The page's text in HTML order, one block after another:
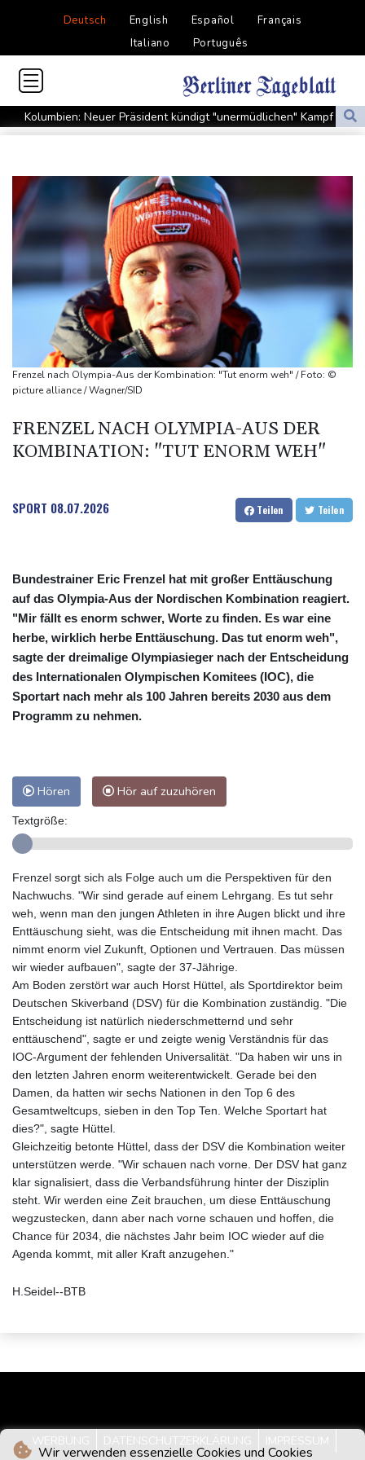
Wir verwenden essenzielle Cookies und Cookies
Deutsch English Español
Français
Italiano
Português
Kolumbien: Neuer Präsident kündigt "unermüdlichen" Kampf
gegen Drogengewalt an
Lastwagen
Trump spricht nach Ballsaal-Urteil von "nationaler Schande"
Abholzung im Amazonas auf niedrigstem Stand seit einem
Jahrzehnt
Frei: Über Beteiligung an AfD-Regierung entscheidet nicht CDU
in Sachsen-Anhalt
US-Senat stimmt für umfassendes Sanktionspaket gegen
Russland
"Rente mit 63": Unionsfraktionschef Frei offen für Härtefall- und
Übergangslösungen
Falschinformationen
Rechter Hardliner De la Espriella als Kolumbiens Präsident
Infantino erhält Unterstützung aus Südamerika
Frenzel nach Olympia-Aus der Kombination: "Tut enorm weh" / Foto: ©
picture alliance / Wagner/SID
FRENZEL NACH OLYMPIA-AUS DER
KOMBINATION: "TUT ENORM WEH"
SPORT 08.07.2026 Teilen Teilen
Bundestrainer Eric Frenzel hat mit großer Enttäuschung
auf das Olympia-Aus der Nordischen Kombination reagiert.
"Mir fällt es enorm schwer, Worte zu finden. Es war eine
herbe, wirklich herbe Enttäuschung. Das tut enorm weh",
sagte der dreimalige Olympiasieger nach der Entscheidung
des Internationalen Olympischen Komitees (IOC), die
Sportart nach mehr als 100 Jahren bereits 2030 aus dem
Programm zu nehmen.
Hören Hör auf zuzuhören
Textgröße:
Frenzel sorgt sich als Folge auch um die Perspektiven für den
Nachwuchs. "Wir sind gerade auf einem Lehrgang. Es tut sehr
weh, wenn man den jungen Athleten in ihre Augen blickt und ihre
Enttäuschung sieht, was die Entscheidung mit ihnen macht. Das
nimmt enorm viel Zukunft, Optionen und Vertrauen. Das müssen
wir wieder aufbauen", sagte der 37-Jährige.
Am Boden zerstört war auch Horst Hüttel, als Sportdirektor beim
Deutschen Skiverband (DSV) für die Kombination zuständig. "Die
Entscheidung ist natürlich niederschmetternd und sehr
enttäuschend", sagte er und zeigte wenig Verständnis für das
IOC-Argument der fehlenden Universalität. "Da haben wir uns in
den letzten Jahren enorm weiterentwickelt. Gerade bei den
Damen, da hatten wir sechs Nationen in den Top 6 des
Gesamtweltcups, sieben in den Top Ten. Welche Sportart hat
dies?", sagte Hüttel.
Gleichzeitig betonte Hüttel, dass der DSV die Kombination weiter
unterstützen werde. "Wir schauen nach vorne. Der DSV hat ganz
klar signalisiert, dass die Verbandsführung hinter der Disziplin
steht. Wir werden eine Zeit brauchen, um diese Enttäuschung
wegzustecken, dann aber nach vorne schauen und hoffen, die
Chance für 2034, die nächstes Jahr beim IOC wieder auf die
Agenda kommt, mit aller Kraft anzugehen."
H.Seidel--BTB
WERBUNG DATENSCHUTZERKLÄRUNG
IMPRESSUM